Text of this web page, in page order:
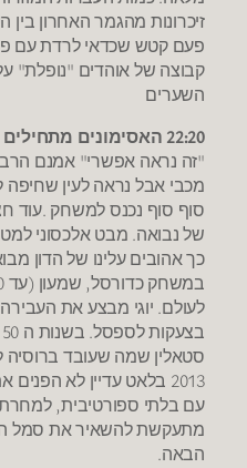
פעם קטש שכדאי לרדת עם
קבוצה של אוהדים "נופלת"
השערים
22:20 האסימונים מתחילים לרדת
"זה נראה אפשרי" אמנם
מכבי אבל נראה לעין
סוף סוף נכנס למשחק .עוד
של נבואה. מבט אלכסוני
כך אהובים עלינו של הדון
לעולם. יוגי מבצע את
סטאלין שמה שעובד
2013 בלאט עדיין לא
עם בלתי ספורטיבית,
מתעקשת להשאיר את סמל
הבאה.